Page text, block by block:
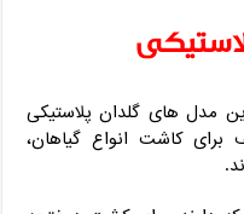
مدل های گلدان پلاستیکی
برای کاشت انواع گیاهان،